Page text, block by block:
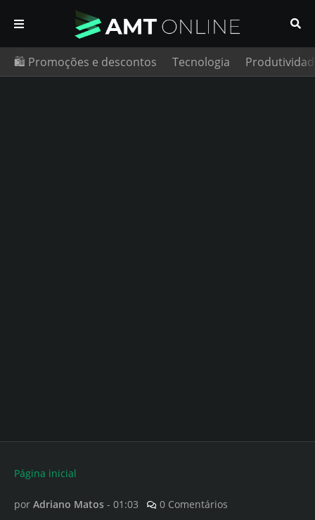
🛍️ Promoções e descontos Tecnologia
Página inicial
por Adriano Matos - 01:03 0 Comentários